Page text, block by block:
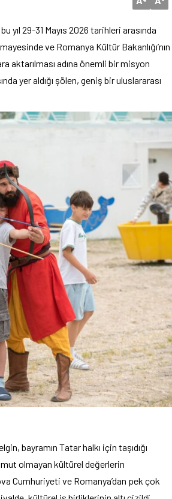
yıl 29-31 Mayıs 2026 tarihleri arasında
ve Romanya Kültür Bakanlığı’nın
adına önemli bir misyon
yer aldığı şölen, geniş bir uluslararası
bayramın Tatar halkı için taşıdığı
olmayan kültürel değerlerin
Cumhuriyeti ve Romanya’dan pek çok